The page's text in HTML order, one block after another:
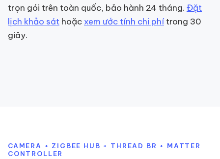
trọn gói trên toàn quốc, bảo hành 24 tháng. Đặt
lịch khảo sát hoặc xem ước tính chi phí trong 30
giây.
CAMERA + ZIGBEE HUB + THREAD BR + MATTER
CONTROLLER